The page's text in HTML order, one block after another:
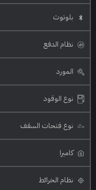
بلوتوث
نظام الدفع
المورد
نوع الوقود
نوع فتحات السقف
كاميرا
نظام الخرائط